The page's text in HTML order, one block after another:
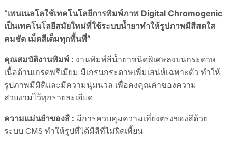
“เพนเนลโลใช้เทคโนโลยีการพิมพ์ภาพ Digital Chromogenic
เป็นเทคโนโลยีสมัยใหม่ที่ใช้ระบบน้ำยาทำให้รูปภาพมีสีสดใส
คมชัด เม็ดสีเต็มทุกพื้นที่”
คุณสมบัติงานพิมพ์ : งานพิมพ์สีน้ำยาชนิดพิเศษลงบนกระดาษ
เนื้อด้านเกรดพรีเมียม มีเกรนกระดาษเพิ่มเสน่ห์เฉพาะตัว ทำให้
รูปภาพมีมิติและมีความนุ่มนวล เพื่อคงคุณค่าของความ
สวยงามไว้ทุกรายละเอียด
ความแม่นยำของสี : มีการควบคุมความเที่ยงตรงของสีด้วย
ระบบ CMS ทำให้รูปที่ได้มีสีที่ไม่ผิดเพี้ยน